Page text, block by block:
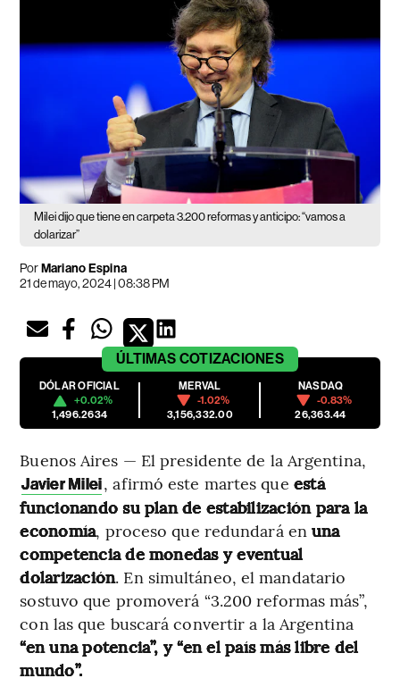
Milei dijo que tiene en carpeta 3.200 reformas y anticipo: “vamos a
dolarizar”
PorMariano Espina
21 de mayo, 2024 | 08:38 PM
ÚLTIMAS COTIZACIONES
DÓLAR OFICIAL
+0.02%
1,496.2634
MERVAL
-1.02%
3,156,332.00
NASDAQ
-0.83%
26,363.44
Buenos Aires — El presidente de la Argentina,
Javier Milei, afirmó este martes que está
funcionando su plan de estabilización para la
economía, proceso que redundará enuna
competencia de monedas y eventual
dolarización. En simultáneo, el mandatario
sostuvo que promoverá “3.200 reformas más”,
con las que buscará convertir a la Argentina
“en una potencia”, y “en el país más libre del
mundo”.